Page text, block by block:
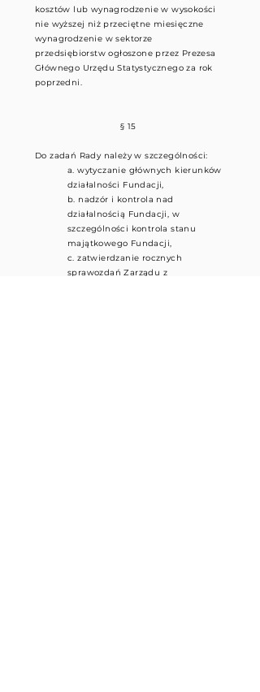
kosztów lub wynagrodzenie w wysokości
nie wyższej niż przeciętne miesięczne
wynagrodzenie w sektorze
przedsiębiorstw ogłoszone przez Prezesa
Głównego Urzędu Statystycznego za rok
poprzedni.
§ 15
Do zadań Rady należy w szczególności:
a. wytyczanie głównych kierunków
działalności Fundacji,
b. nadzór i kontrola nad
działalnością Fundacji, w
szczególności kontrola stanu
majątkowego Fundacji,
c. zatwierdzanie rocznych
sprawozdań Zarządu z